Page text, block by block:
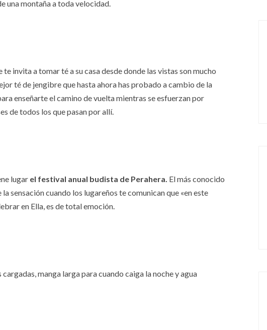
una montaña a toda velocidad.
te invita a tomar té a su casa desde donde las vistas son mucho
té de jengibre que hasta ahora has probado a cambio de la
enseñarte el camino de vuelta mientras se esfuerzan por
de todos los que pasan por allí.
lugar el festival anual budista de Perahera. El más conocido
sensación cuando los lugareños te comunican que «en este
en Ella, es de total emoción.
manga larga para cuando caiga la noche y agua